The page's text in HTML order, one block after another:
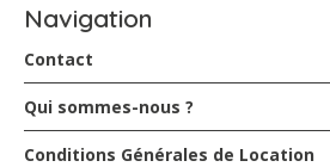
Navigation
Contact
Qui sommes-nous ?
Conditions Générales de Location